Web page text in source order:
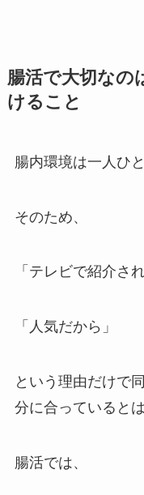
腸活で大切なの
けること
腸内環境は一人ひ
そのため、
「テレビで紹介さ
「人気だから」
という理由だけで
分に合っていると
腸活では、